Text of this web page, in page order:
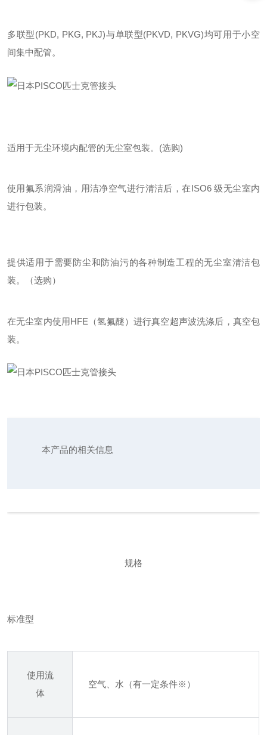
多联型(PKD, PKG, PKJ)与单联型(PKVD, PKVG)均可用于小空
间集中配管。
适用于无尘环境内配管的无尘室包装。(选购)
使用氟系润滑油，用洁净空气进行清洁后，在ISO6 级无尘室内
进行包装。
提供适用于需要防尘和防油污的各种制造工程的无尘室清洁包
装。（选购）
在无尘室内使用HFE（氢氟醚）进行真空超声波洗涤后，真空包
装。
本产品的相关信息
规格
标准型
使用流
体
空气、水（有一定条件※）